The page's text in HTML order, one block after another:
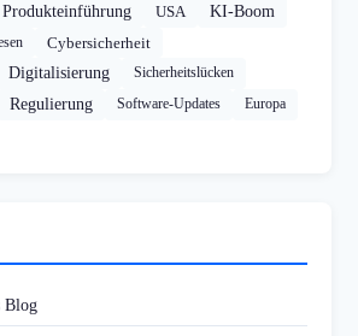
Produkteinführung USA KI-Boom
Cybersicherheit
Digitalisierung
Sicherheitslücken
Regulierung Software-Updates
Europa
Blog